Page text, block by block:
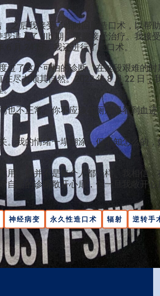
之后我接受了临时回肠造口术，以帮
进入了 IIIb 期，需要接受治疗。我接
月 24 日，我还进行了造口术。
了这个可怕的诊断。在这段艰难的
尽力顺其自然。2022 年 8 月 22 日
。
不正常。你不应该在厕所里看到血
我的情绪一塌糊涂，但不知怎么的
，但并不是每个人都一样。我相信，
己的诊断敞开心扉，但一旦我敞开
神经病变 永久性造口术 辐射 逆转手